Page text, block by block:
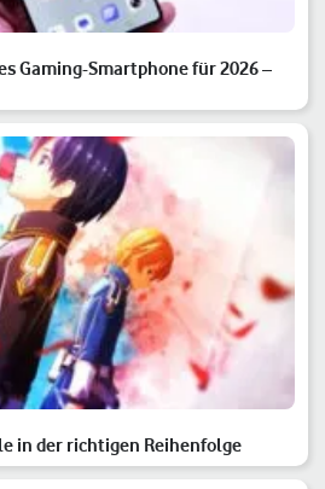
Gaming-Smartphone für 2026 –
in der richtigen Reihenfolge